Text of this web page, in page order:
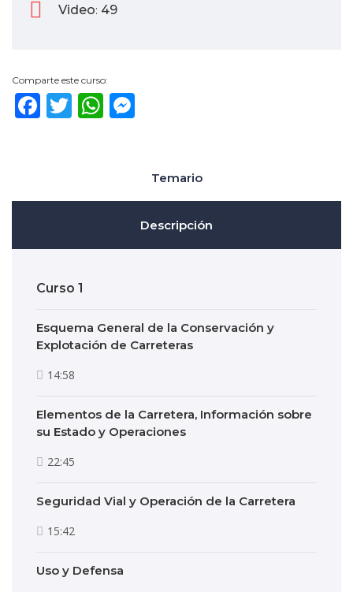
Video: 49
Comparte este curso:
Facebook
TwitterWhatsApp
Temario
Descripción
Curso 1
Esquema General de la Conservación y
Explotación de Carreteras
14:58
Elementos de la Carretera, Información sobre
su Estado y Operaciones
22:45
Seguridad Vial y Operación de la Carretera
15:42
Uso y Defensa